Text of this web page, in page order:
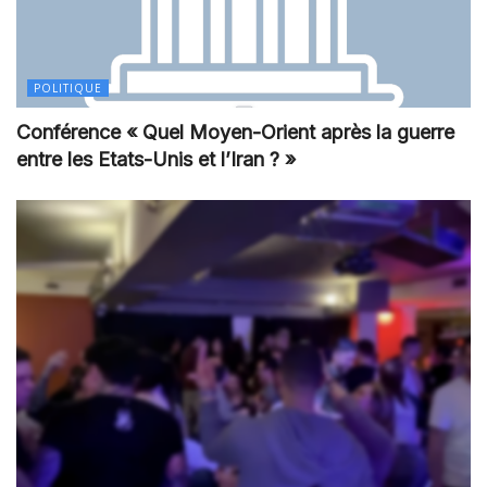
POLITIQUE
Conférence « Quel Moyen-Orient après la guerre
entre les Etats-Unis et l’Iran ? »